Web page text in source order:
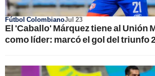
Fútbol ColombianoJul 23
El 'Caballo' Márquez tiene al Unión
como líder: marcó el gol del triunfo